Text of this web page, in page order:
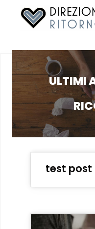
ULTIMI
test post